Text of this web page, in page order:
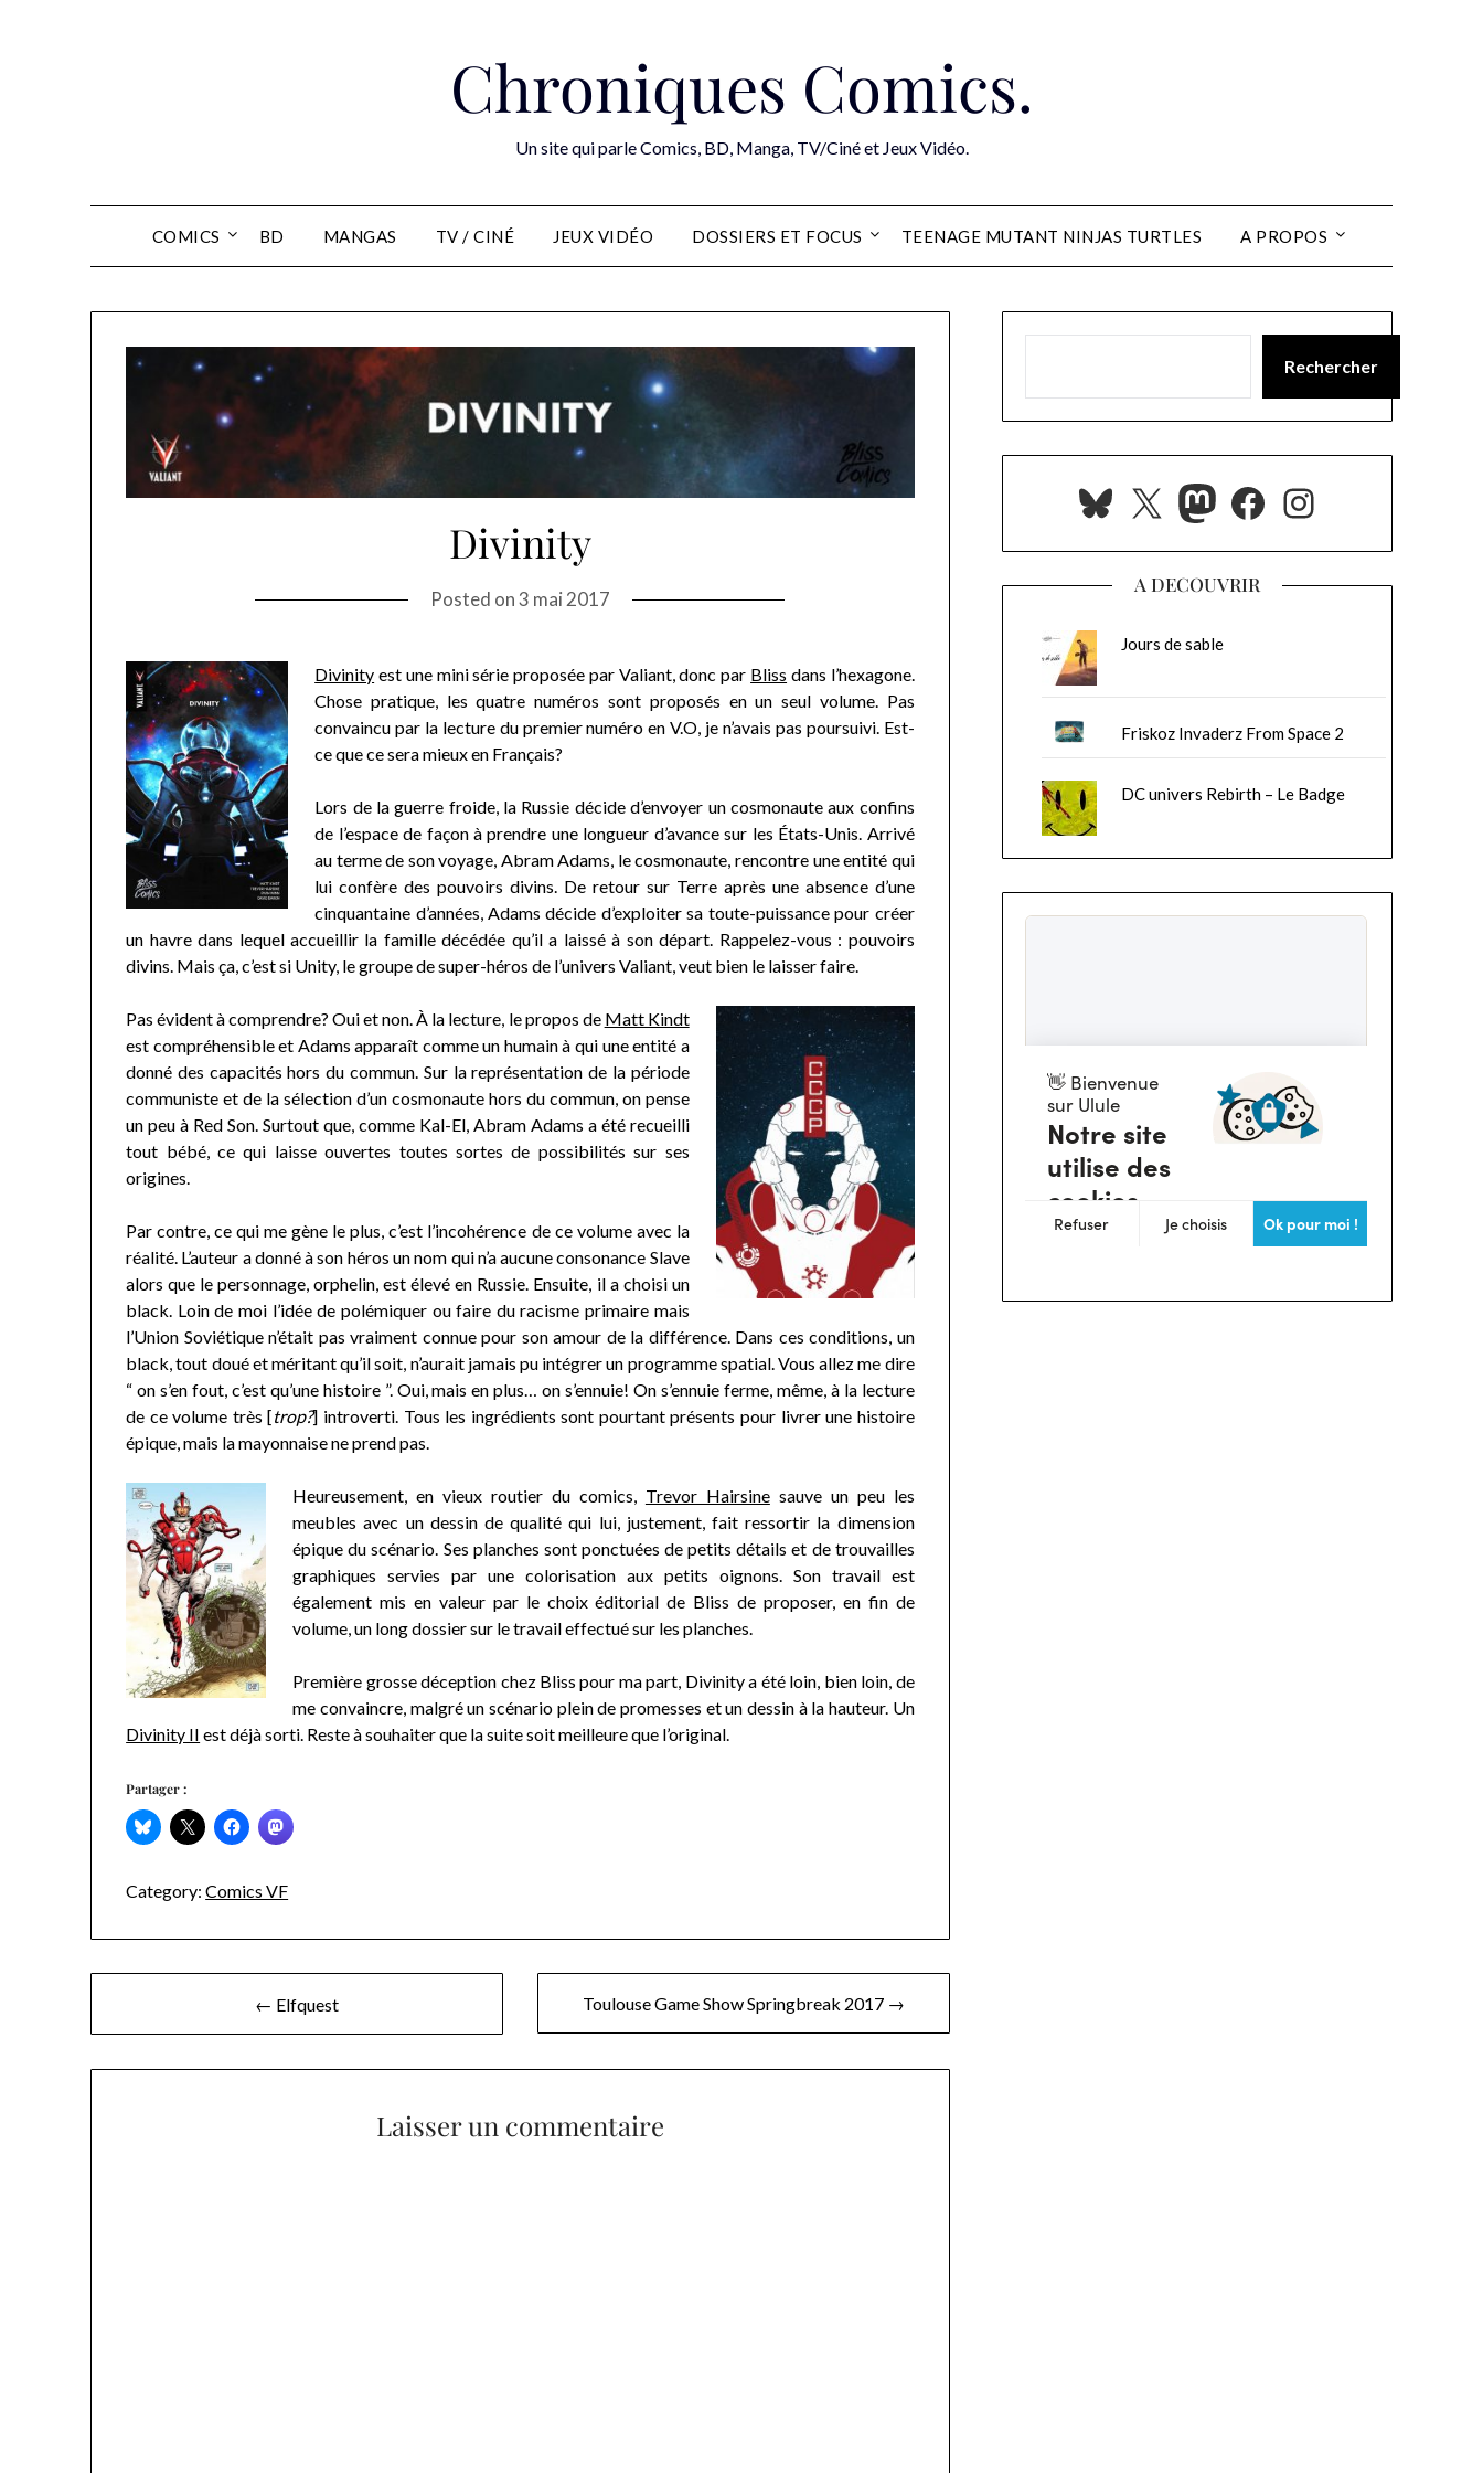
Chroniques Comics.
Un site qui parle Comics, BD, Manga, TV/Ciné et Jeux Vidéo.
COMICS BD MANGAS TV / CINÉ JEUX VIDÉO DOSSIERS ET FOCUS TEENAGE MUTANT NINJAS TURTLES A PROPOS
Divinity
Posted on3 mai 2017
Divinity est une mini série proposée par Valiant, donc par Bliss dans l’hexagone.
Chose pratique, les quatre numéros sont proposés en un seul volume. Pas
convaincu par la lecture du premier numéro en V.O, je n’avais pas poursuivi. Est-
ce que ce sera mieux en Français?
Lors de la guerre froide, la Russie décide d’envoyer un cosmonaute aux confins
de l’espace de façon à prendre une longueur d’avance sur les États-Unis. Arrivé
au terme de son voyage, Abram Adams, le cosmonaute, rencontre une entité qui
lui confère des pouvoirs divins. De retour sur Terre après une absence d’une
cinquantaine d’années, Adams décide d’exploiter sa toute-puissance pour créer
un havre dans lequel accueillir la famille décédée qu’il a laissé à son départ. Rappelez-vous : pouvoirs
divins. Mais ça, c’est si Unity, le groupe de super-héros de l’univers Valiant, veut bien le laisser faire.
Pas évident à comprendre? Oui et non. À la lecture, le propos de Matt Kindt
est compréhensible et Adams apparaît comme un humain à qui une entité a
donné des capacités hors du commun. Sur la représentation de la période
communiste et de la sélection d’un cosmonaute hors du commun, on pense
un peu à Red Son. Surtout que, comme Kal-El, Abram Adams a été recueilli
tout bébé, ce qui laisse ouvertes toutes sortes de possibilités sur ses
origines.
Par contre, ce qui me gène le plus, c’est l’incohérence de ce volume avec la
réalité. L’auteur a donné à son héros un nom qui n’a aucune consonance Slave
alors que le personnage, orphelin, est élevé en Russie. Ensuite, il a choisi un
black. Loin de moi l’idée de polémiquer ou faire du racisme primaire mais
l’Union Soviétique n’était pas vraiment connue pour son amour de la différence. Dans ces conditions, un
black, tout doué et méritant qu’il soit, n’aurait jamais pu intégrer un programme spatial. Vous allez me dire
“ on s’en fout, c’est qu’une histoire ”. Oui, mais en plus… on s’ennuie! On s’ennuie ferme, même, à la lecture
de ce volume très [trop?] introverti. Tous les ingrédients sont pourtant présents pour livrer une histoire
épique, mais la mayonnaise ne prend pas.
Heureusement, en vieux routier du comics, Trevor Hairsinesauve un peu les
meubles avec un dessin de qualité qui lui, justement, fait ressortir la dimension
épique du scénario. Ses planches sont ponctuées de petits détails et de trouvailles
graphiques servies par une colorisation aux petits oignons. Son travail est
également mis en valeur par le choix éditorial de Bliss de proposer, en fin de
volume, un long dossier sur le travail effectué sur les planches.
Première grosse déception chez Bliss pour ma part, Divinity a été loin, bien loin, de
me convaincre, malgré un scénario plein de promesses et un dessin à la hauteur. Un
Divinity II est déjà sorti. Reste à souhaiter que la suite soit meilleure que l’original.
Partager :
Category: Comics VF
de
l’article
← Elfquest Toulouse Game Show Springbreak 2017 →
Laisser un commentaire
Rechercher
Bluesky
X Mastodon
Facebook
Instagram
A DECOUVRIR
Jours de sable
Friskoz Invaderz From Space 2
DC univers Rebirth – Le Badge